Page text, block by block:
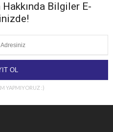
Bilgiler E-
YAPMIYORUZ :)